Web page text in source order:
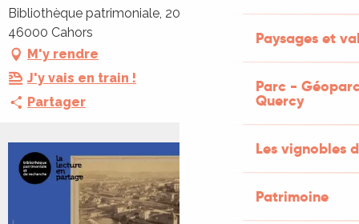
Paysages et
Parc -
Quercy
Les vignobles
Patrimoine
Bibliothèque patrimoniale, 20 place François Mitterrand,
46000 Cahors
M'y rendre
J'y vais en train !
Partager